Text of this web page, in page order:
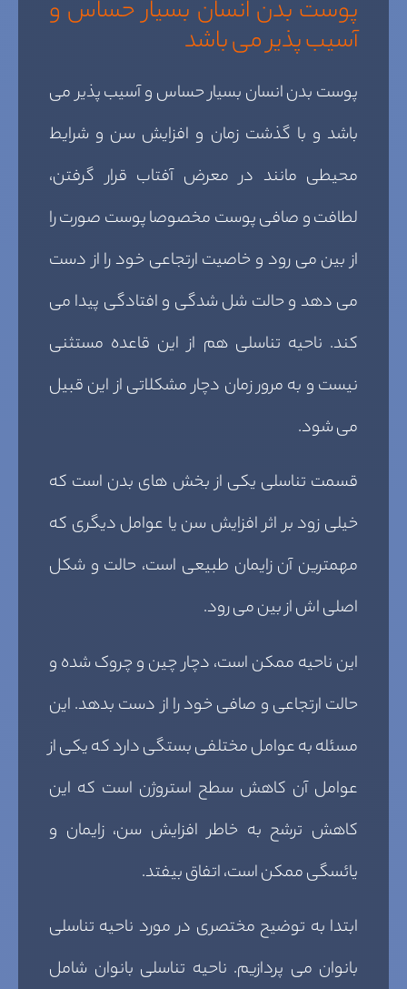
پوست بدن انسان بسیار حساس و
آسیب پذیر می باشد
پوست بدن انسان بسیار حساس و آسیب پذیر می
باشد و با گذشت زمان و افزایش سن و شرایط
محیطی مانند در معرض آفتاب قرار گرفتن،
لطافت و صافی پوست مخصوصا پوست صورت را
از بین می رود و خاصیت ارتجاعی خود را از دست
می دهد و حالت شل شدگی و افتادگی پیدا می
کند. ناحیه تناسلی هم از این قاعده مستثنی
نیست و به مرور زمان دچار مشکلاتی از این قبیل
می شود.
قسمت تناسلی یکی از بخش های بدن است که
خیلی زود بر اثر افزایش سن یا عوامل دیگری که
مهمترین آن زایمان طبیعی است، حالت و شکل
اصلی اش از بین می رود.
این ناحیه ممکن است، دچار چین و چروک شده و
حالت ارتجاعی و صافی خود را از دست بدهد. این
مسئله به عوامل مختلفی بستگی دارد که یکی از
عوامل آن کاهش سطح استروژن است که این
کاهش ترشح به خاطر افزایش سن، زایمان و
یائسگی ممکن است، اتفاق بیفتد.
ابتدا به توضیح مختصری در مورد ناحیه تناسلی
بانوان می پردازیم. ناحیه تناسلی بانوان شامل